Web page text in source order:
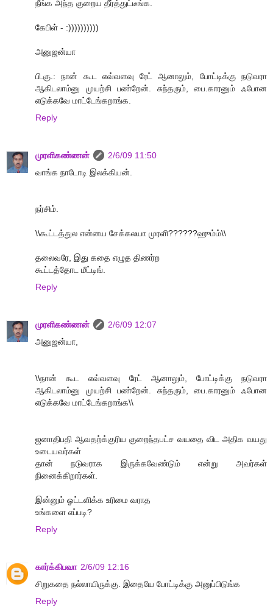
நீங்க அந்த குறைய தீர்த்துட்டீங்க.
கேபிள் - :))))))))))
அனுஜன்யா
பி.கு.: நான் கூட எவ்வளவு ரேட் ஆனாலும், போட்டிக்கு நடுவரா
ஆகிடலாம்னு முயற்சி பண்றேன். சுந்தரும், பை.காரனும் ஃபோன
எடுக்கவே மாட்டேங்கறாங்க.
Reply
முரளிகண்ணன்
2/6/09 11:50
வாங்க நாடோடி இலக்கியன்.
நர்சிம்.
\\கூட்டத்துல என்னய சேக்கலயா முரளி??????ஹும்ம்\\
தலைவரே, இது கதை எழுத திணர்ற
கூட்டத்தோட மீட்டிங்.
Reply
முரளிகண்ணன்
2/6/09 12:07
அனுஜன்யா,
\\நான் கூட எவ்வளவு ரேட் ஆனாலும், போட்டிக்கு நடுவரா
ஆகிடலாம்னு முயற்சி பண்றேன். சுந்தரும், பை.காரனும் ஃபோன
எடுக்கவே மாட்டேங்கறாங்க\\
ஜனாதிபதி ஆவதற்க்குரிய குறைந்தபட்ச வயதை விட அதிக வயது
உடையவர்கள்
தான் நடுவராக இருக்கவேண்டும் என்று அவர்கள்
நினைக்கிறார்கள்.
இன்னும் ஓட்டளிக்க உரிமை வராத
உங்களை எப்படி?
Reply
கார்க்கிபவா 2/6/09 12:16
சிறுகதை நல்லாயிருக்கு. இதையே போட்டிக்கு அனுப்பிடுங்க
Reply